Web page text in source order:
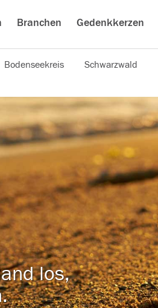
Branchen Gedenkkerzen
Bodenseekreis Schwarzwald
los,